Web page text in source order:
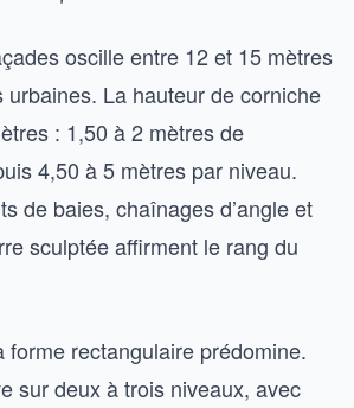
oscille entre 12 et 15 mètres
urbaines. La hauteur de corniche
: 1,50 à 2 mètres de
4,50 à 5 mètres par niveau.
de baies, chaînages d’angle et
sculptée affirment le rang du
forme rectangulaire prédomine.
sur deux à trois niveaux, avec